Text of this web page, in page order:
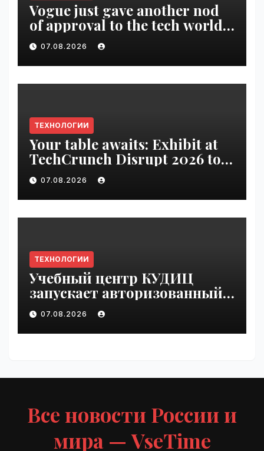
Vogue just gave another nod
of approval to the tech world |
VseTime.ru
07.08.2026
ТЕХНОЛОГИИ
Your table awaits: Exhibit at
TechCrunch Disrupt 2026 to
be seen by thousands |
VseTime.ru
07.08.2026
ТЕХНОЛОГИИ
Учебный центр КУДИЦ
запускает авторизованный
курс по
администрированию Mind
Migrate#guest | VseTime.ru
07.08.2026
Все новости России и
мира — VseTime